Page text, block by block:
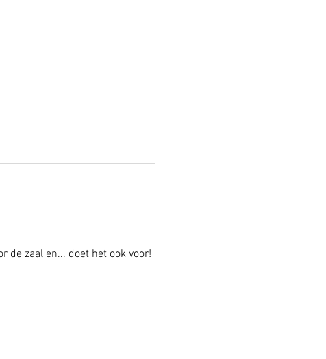
de zaal en... doet het ook voor!